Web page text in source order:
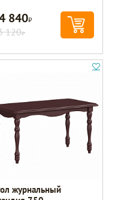
840Р
120Р
журнальный